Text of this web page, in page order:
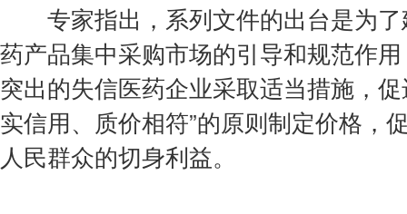
专家指出，系列文件的出台是为了
药产品集中采购市场的引导和规范作
突出的失信医药企业采取适当措施，
实信用、质价相符”的原则制定价格，
人民群众的切身利益。